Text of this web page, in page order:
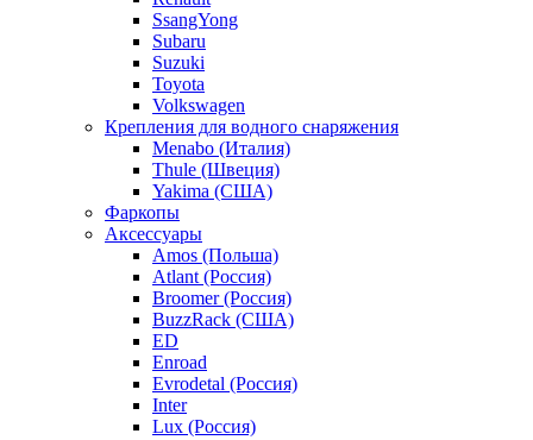
SsangYong
Subaru
Suzuki
Toyota
Volkswagen
Крепления для водного снаряжения
Menabo (Италия)
Thule (Швеция)
Yakima (США)
Фаркопы
Аксессуары
Amos (Польша)
Atlant (Россия)
Broomer (Россия)
BuzzRack (США)
ED
Enroad
Evrodetal (Россия)
Inter
Lux (Россия)